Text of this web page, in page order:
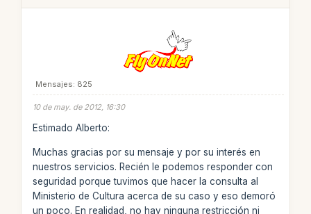
Mensajes: 825
10 de may. de 2012, 16:30
Estimado Alberto:
Muchas gracias por su mensaje y por su interés en
nuestros servicios. Recién le podemos responder con
seguridad porque tuvimos que hacer la consulta al
Ministerio de Cultura acerca de su caso y eso demoró
un poco. En realidad, no hay ninguna restricción ni